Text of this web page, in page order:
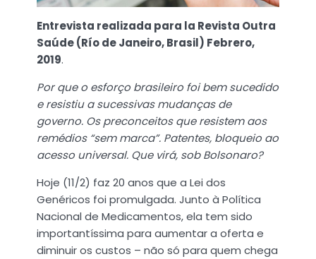
Entrevista realizada para la Revista Outra
Saúde (Río de Janeiro, Brasil) Febrero,
2019.
Por que o esforço brasileiro foi bem sucedido
e resistiu a sucessivas mudanças de
governo. Os preconceitos que resistem aos
remédios “sem marca”. Patentes, bloqueio ao
acesso universal. Que virá, sob Bolsonaro?
Hoje (11/2) faz 20 anos que a Lei dos
Genéricos foi promulgada. Junto à Política
Nacional de Medicamentos, ela tem sido
importantíssima para aumentar a oferta e
diminuir os custos – não só para quem chega